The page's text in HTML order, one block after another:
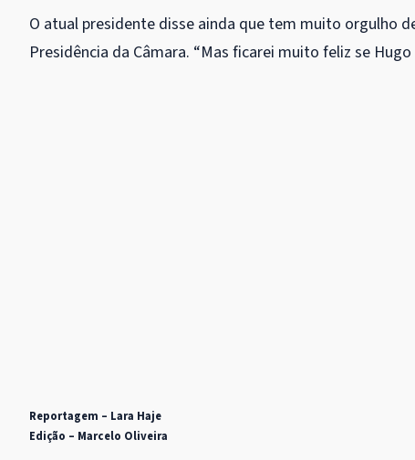
O atual presidente disse ainda que tem muito orgulho
Presidência da Câmara. “Mas ficarei muito feliz se
Reportagem – Lara Haje
Edição – Marcelo Oliveira